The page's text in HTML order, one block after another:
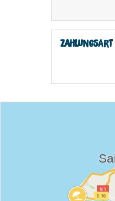
Zahlungsart